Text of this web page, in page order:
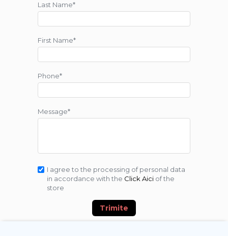
Last Name*
First Name*
Phone*
Message*
I agree to the processing of personal data
in accordance with the Click Aici of the
store
Trimite